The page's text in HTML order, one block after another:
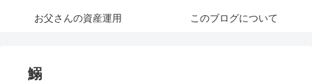
お父さんの資産運用 このブログについて
鰯